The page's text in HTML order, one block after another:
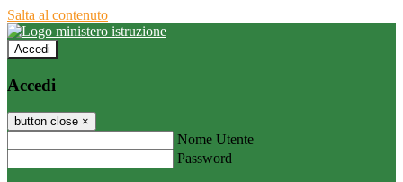
Salta al contenuto
Accedi
Accedi
button close ×
Nome Utente
Password